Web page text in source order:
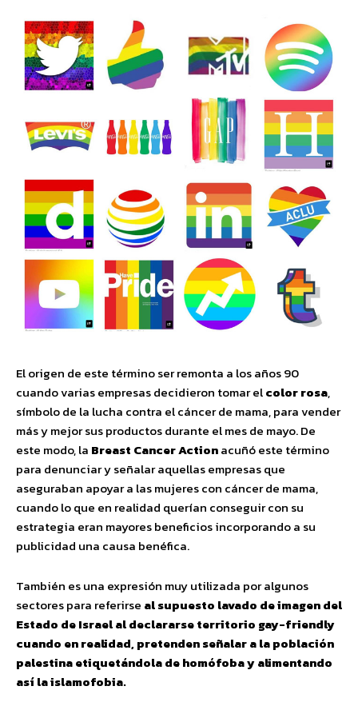
El origen de este término ser remonta a los años 90
cuando varias empresas decidieron tomar elcolor rosa,
símbolo de la lucha contra el cáncer de mama, para vender
más y mejor sus productos durante el mes de mayo. De
este modo, la Breast Cancer Actionacuñó este término
para denunciar y señalar aquellas empresas que
aseguraban apoyar a las mujeres con cáncer de mama,
cuando lo que en realidad querían conseguir con su
estrategia eran mayores beneficios incorporando a su
publicidad una causa benéfica.
También es una expresión muy utilizada por algunos
sectores para referirse al supuesto lavado de imagen del
Estado de Israel al declararse territorio gay-friendly
cuando en realidad, pretenden señalar a la población
palestina etiquetándola de homófoba y alimentando
así la islamofobia.